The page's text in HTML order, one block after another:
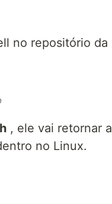
no repositório da
, ele vai retornar a
no Linux.